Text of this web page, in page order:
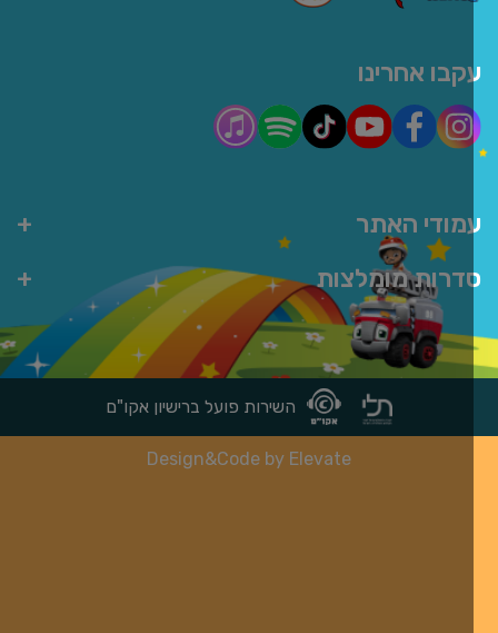
האתר
מומלצות
אחרינו
השירות פועל ברישיון אקו"ם
Design&Code by Elevate